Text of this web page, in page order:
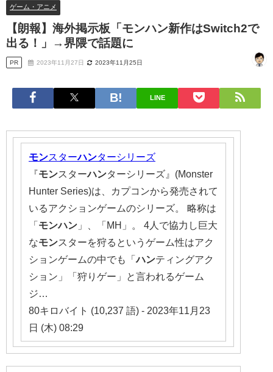
ゲーム・アニメ
【朗報】海外掲示板「モンハン新作はSwitch2で
出る！」→界隈で話題に
PR 2023年11月27日 2023年11月25日
LINE
モンスターハンターシリーズ
『モンスターハンターシリーズ』(Monster
Hunter Series)は、カプコンから発売されて
いるアクションゲームのシリーズ。 略称は
「 モンハン 」、「MH」。 4人で協力し巨大
なモンスターを狩るというゲーム性はアク
ションゲームの中でも「 ハンティングアク
ション」「狩りゲー」と言われるゲーム
ジ…
80キロバイト (10,237 語) - 2023年11月23
日 (木) 08:29